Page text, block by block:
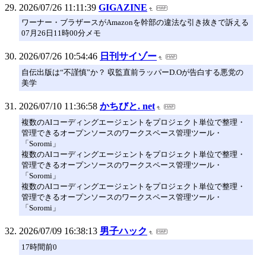
2026/07/26 11:11:39 GIGAZINE
ワーナー・ブラザースがAmazonを幹部の違法な引き抜きで訴える
07月26日11時00分メモ
2026/07/26 10:54:46 日刊サイゾー
自伝出版は“不謹慎”か？ 収監直前ラッパーD.Oが告白する悪党の
美学
2026/07/10 11:36:58 かちびと. net
複数のAIコーディングエージェントをプロジェクト単位で整理・
管理できるオープンソースのワークスペース管理ツール・
「Soromi」
複数のAIコーディングエージェントをプロジェクト単位で整理・
管理できるオープンソースのワークスペース管理ツール・
「Soromi」
複数のAIコーディングエージェントをプロジェクト単位で整理・
管理できるオープンソースのワークスペース管理ツール・
「Soromi」
2026/07/09 16:38:13 男子ハック
17時間前0